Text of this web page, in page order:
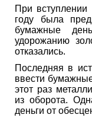
При
году была
бумажные
удорожанию
отказались.
Последняя в
ввести
этот раз
из оборота.
деньги от